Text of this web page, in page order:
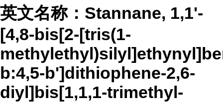
英文名称： Stannane, 1,1'-
[4,8-bis[2-[tris(1-
b:4,5-b']dithiophene-2,6-
diyl]bis[1,1,1-trimethyl-